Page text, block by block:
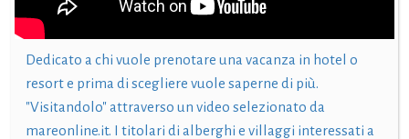
Dedicato a chi vuole prenotare una vacanza in hotel o
resort e prima di scegliere vuole saperne di più.
"Visitandolo" attraverso un video selezionato da
mareonline.it. I titolari di alberghi e villaggi interessati a